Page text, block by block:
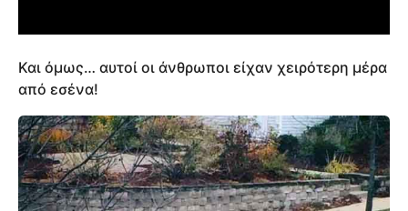
Και όμως… αυτοί οι άνθρωποι είχαν χειρότερη μέρα
από εσένα!